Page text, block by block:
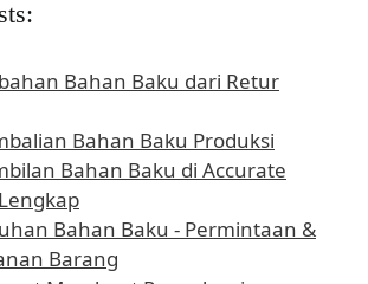
Bahan Baku dari Retur
Bahan Baku Produksi
Bahan Baku di Accurate
Bahan Baku - Permintaan &
Barang